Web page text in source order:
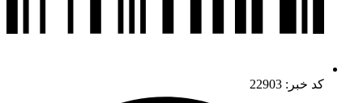
کد خبر: 22903